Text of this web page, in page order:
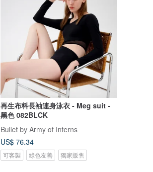
再生布料長袖連身泳衣 - Meg suit -
黑色 082BLCK
Bullet by Army of Interns
US$ 76.34
可客製 綠色友善 獨家販售